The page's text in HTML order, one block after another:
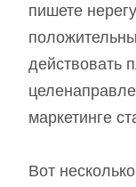
пишете
действовать
маркетинге
Вот